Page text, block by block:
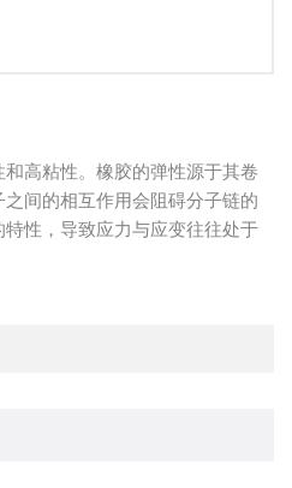
高粘性。橡胶的弹性源于其卷
间的相互作用会阻碍分子链的
性，导致应力与应变往往处于